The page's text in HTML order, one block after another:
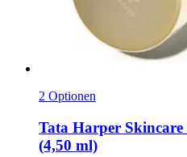
2 Optionen
Tata Harper Skincare
(4,50 ml)